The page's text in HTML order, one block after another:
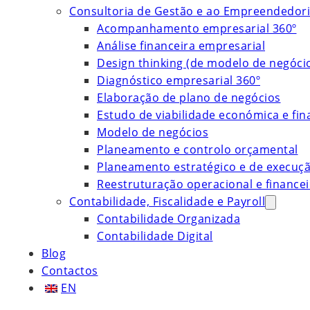
Consultoria de Gestão e ao
Acompanhamento empresarial 360º
Análise financeira empresarial
Design thinking (de modelo de
Diagnóstico empresarial 360º
Elaboração de plano de negócios
Estudo de viabilidade económica e
Modelo de negócios
Planeamento e controlo orçamental
Planeamento estratégico e de
Reestruturação operacional e
Contabilidade, Fiscalidade e Payroll
Contabilidade Organizada
Contabilidade Digital
Blog
Contactos
EN